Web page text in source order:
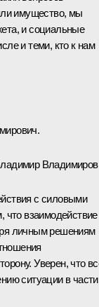
имущество, мы
и социальные
и теми, кто к нам
с силовыми
что взаимодействие
личным решениям
Уверен, что
ситуации в части